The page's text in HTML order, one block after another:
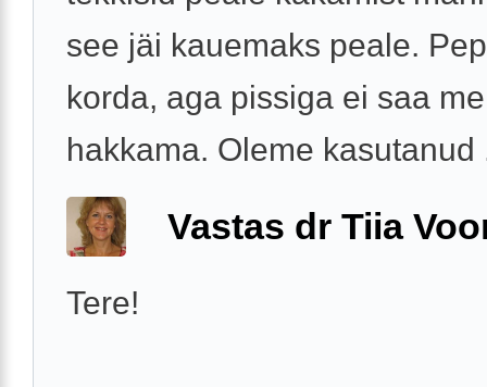
see jäi kauemaks peale.
korda, aga pissiga ei saa
hakkama. Oleme kasutanud
Vastas dr Tiia
Tere!